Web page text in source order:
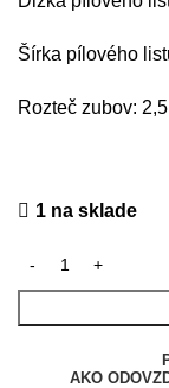
Šírka pílového
Rozteč zubov:
1 na sklade
AKO